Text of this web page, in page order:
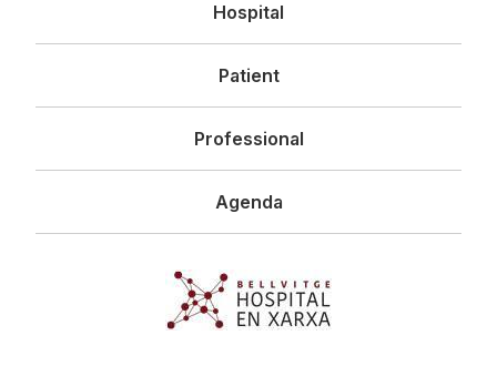
principal
Hospital
Patient
Professional
Agenda